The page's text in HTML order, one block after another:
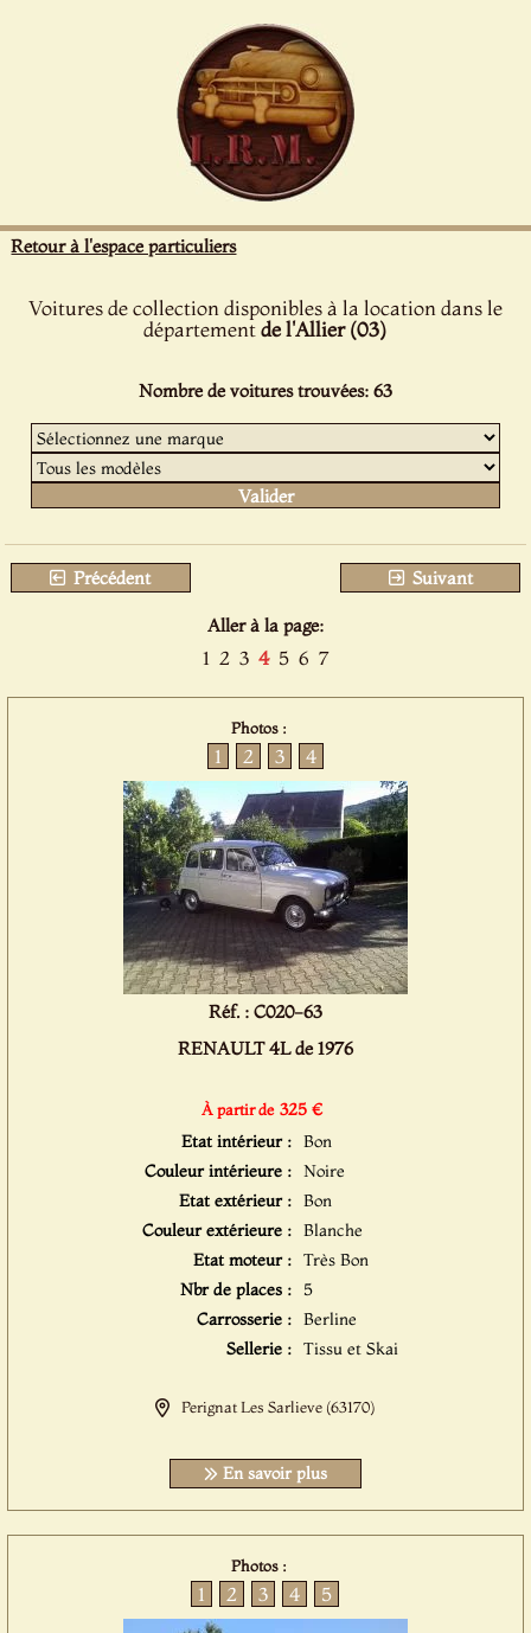
Retour à l'espace particuliers
Voitures de collection disponibles à la location dans le
départementde l'Allier (03)
Nombre de voitures trouvées: 63
Précédent Suivant
Aller à la page:
1 2 3 4 5 6 7
Photos :
1 2 3 4
Réf. : C020-63
RENAULT 4L de 1976
À partir de 325 €
Etat intérieur : Bon
Couleur intérieure : Noire
Etat extérieur : Bon
Couleur extérieure : Blanche
Etat moteur : Très Bon
Nbr de places : 5
Carrosserie : Berline
Sellerie : Tissu et Skai
Perignat Les Sarlieve (63170)
En savoir plus
Photos :
1 2 3 4 5